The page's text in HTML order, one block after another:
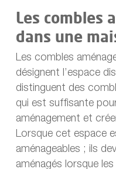
Les combles
dans une
Les combles
désignent l’espace
distinguent des
qui est suffisante
aménagement et
Lorsque cet espace
aménageables ; ils
aménagés lorsque